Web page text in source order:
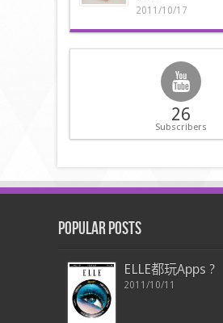
2011/10/17
26
Subscribers
Popular Posts
ELLE都玩Apps ?
2011/10/11